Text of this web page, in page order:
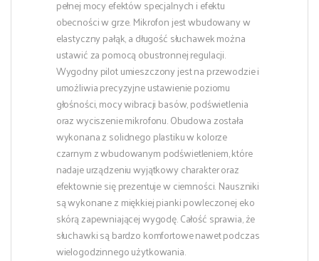
pełnej mocy efektów specjalnych i efektu
obecności w grze. Mikrofon jest wbudowany w
elastyczny pałąk, a długość słuchawek można
ustawić za pomocą obustronnej regulacji.
Wygodny pilot umieszczony jest na przewodzie i
umożliwia precyzyjne ustawienie poziomu
głośności, mocy wibracji basów, podświetlenia
oraz wyciszenie mikrofonu. Obudowa została
wykonana z solidnego plastiku w kolorze
czarnym z wbudowanym podświetleniem, które
nadaje urządzeniu wyjątkowy charakter oraz
efektownie się prezentuje w ciemności. Nauszniki
są wykonane z miękkiej pianki powleczonej eko
skórą zapewniającej wygodę. Całość sprawia, że
słuchawki są bardzo komfortowe nawet podczas
wielogodzinnego użytkowania.